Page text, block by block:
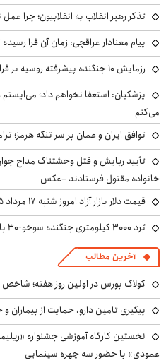
تذکر رهبر انقلاب به انقلابیون؛ چرا
پیام معنادار عراقچی: زمان آن فرا
رزمایش ۱۰ جنگنده پیشرفته روسیه بر فراز اروپای مرکزی با مهمات واقعی
پزشکیان: استعفا نخواهم داد؛
می‌کنم
توافق ایران و عمان بر سر تنگه هرمز؛
تأیید ربایش و قتل وحشتناک مداح
خانواده مقتول فرستادند +عکس
قیمت دلار بازار آزاد امروز شنبه ۱۷ مرداد ۱۴۰۵
بُرد ۳۰۰۰ کیلومتری جنگنده سوخو-۳۰ با مخزن سوخت ۹.۶ تُنی
آخرین مطالب
کولاک بورس در اولین روز هفته؛ شاخص کل بیش از
پیگیری تامین دارو، حمایت از
نخستین کارگاه آموزشی جشنواره
عمودی» با حضور سه چهره سینمایی